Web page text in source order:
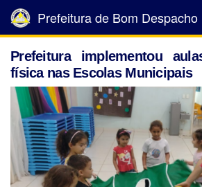
Prefeitura de Bom Despacho
Prefeitura implementou
física nas Escolas Municipais